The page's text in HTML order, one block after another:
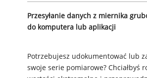
Przesyłanie danych z miernika
do komputera lub aplikacji
Potrzebujesz udokumentować lub
swoje serie pomiarowe? Chciałbyś